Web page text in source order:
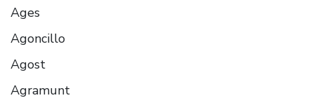
Ages
Agoncillo
Agost
Agramunt